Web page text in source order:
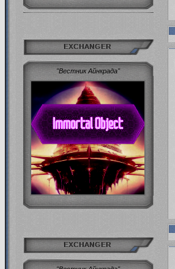
EXCHANGER
"Вестник Айнкрада"
EXCHANGER